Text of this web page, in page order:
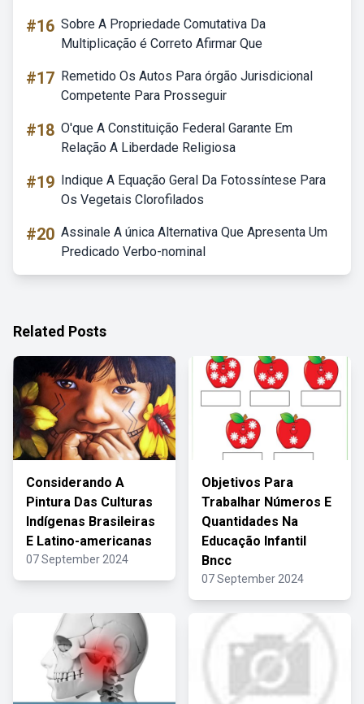
#16 Sobre A Propriedade Comutativa Da
Multiplicação é Correto Afirmar Que
#17 Remetido Os Autos Para órgão Jurisdicional
Competente Para Prosseguir
#18 O'que A Constituição Federal Garante Em
Relação A Liberdade Religiosa
#19 Indique A Equação Geral Da Fotossíntese Para
Os Vegetais Clorofilados
#20 Assinale A única Alternativa Que Apresenta Um
Predicado Verbo-nominal
Related Posts
Considerando A
Pintura Das Culturas
Indígenas Brasileiras
E Latino-americanas
07 September 2024
Objetivos Para
Trabalhar Números E
Quantidades Na
Educação Infantil
Bncc
07 September 2024